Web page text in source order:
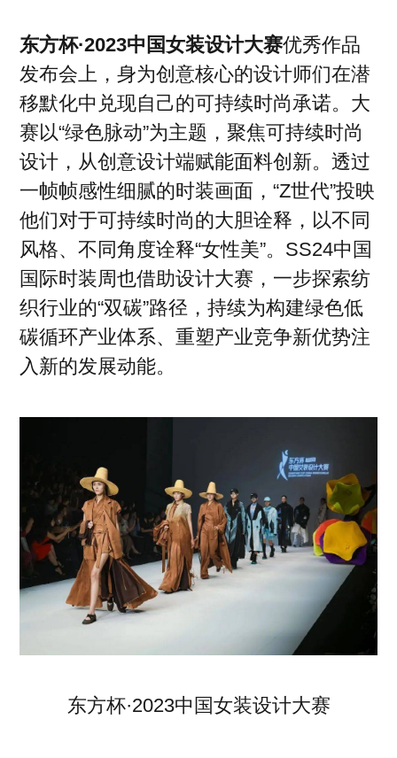
东方杯·2023中国女装设计大赛优秀作品
发布会上，身为创意核心的设计师们在潜
移默化中兑现自己的可持续时尚承诺。大
赛以“绿色脉动”为主题，聚焦可持续时尚
设计，从创意设计端赋能面料创新。透过
一帧帧感性细腻的时装画面，“Z世代”投映
他们对于可持续时尚的大胆诠释，以不同
风格、不同角度诠释“女性美”。SS24中国
国际时装周也借助设计大赛，一步探索纺
织行业的“双碳”路径，持续为构建绿色低
碳循环产业体系、重塑产业竞争新优势注
入新的发展动能。
东方杯·2023中国女装设计大赛